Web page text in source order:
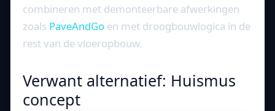
combineren met demonteerbare afwerkingen
zoals PaveAndGo en met droogbouwlogica in de
rest van de vloeropbouw.
Verwant alternatief: Huismus
concept